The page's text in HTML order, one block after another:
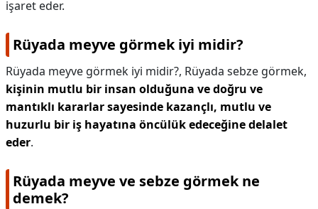
işaret eder.
Rüyada meyve görmek iyi midir?
Rüyada meyve görmek iyi midir?, Rüyada sebze görmek,
kişinin mutlu bir insan olduğuna ve doğru ve
mantıklı kararlar sayesinde kazançlı, mutlu ve
huzurlu bir iş hayatına öncülük edeceğine delalet
eder.
Rüyada meyve ve sebze görmek ne
demek?